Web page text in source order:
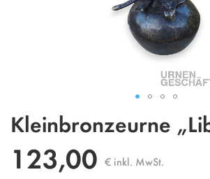
Zum
Anfang
Bildgalerie
springen
Kleinbronzeurne
123,00 € inkl. MwSt.